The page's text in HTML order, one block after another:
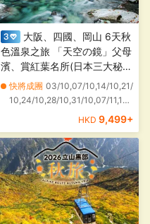
大阪、四國、岡山 6天秋
色溫泉之旅 「天空の鏡」父母
濱、賞紅葉名所(日本三大秘景
~祖谷溪谷、蔓藤橋(包登橋)、
大步危(乘觀光遊覽船)、金刀
山後樂園、花博紀念公園鶴見
綠地)
快將成團 03/10,07/10,14/10,21/
10,24/10,28/10,31/10,07/11,14/
11,21/11,28/11,05/12,12/12
HKD 9,499+